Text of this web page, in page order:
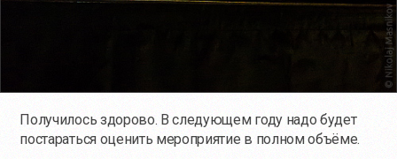
Получилось здорово. В следующем году надо будет
постараться оценить мероприятие в полном объёме.